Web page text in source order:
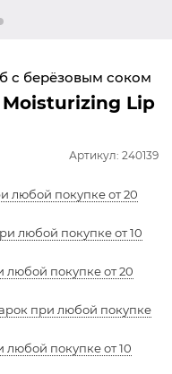
с берёзовым соком
Lip
Артикул: 240139
любой покупке от 20
любой покупке от 10
покупке от 20
при любой покупке
покупке от 10